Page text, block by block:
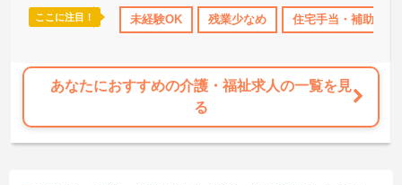
研修制度あり 産休･育休･介護休暇取得実績あり 社会保険完備
―――――――――――――――
仕事と私生活を両立しやすい環境です
・残業ほぼなし
→ プライベートの時間もしっかり確保できます♪
―――――――――――――――
■ 福利厚生が充実した職場
ここに注目！ 未経験OK 残業少なめ 住宅手当・補助
あなたにおすすめの介護・福祉求人の一覧を見
る